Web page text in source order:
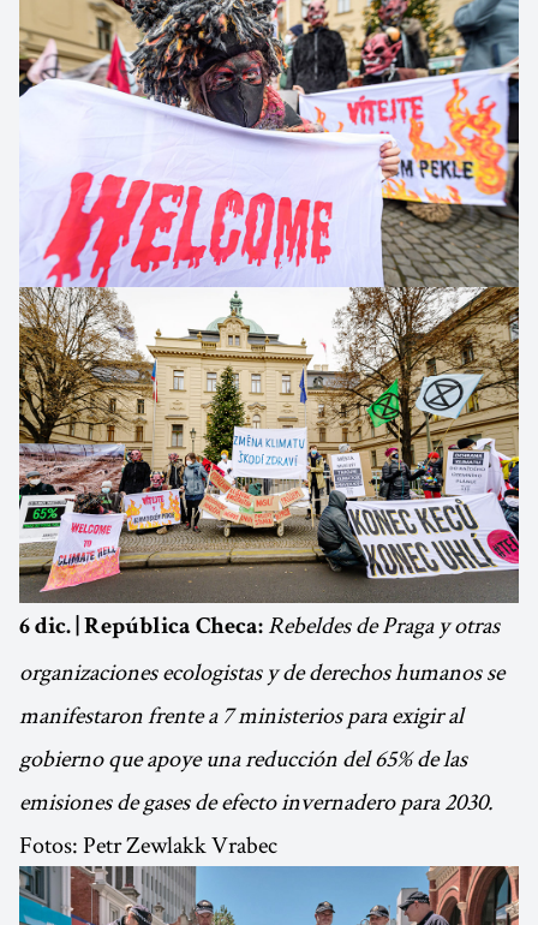
6 dic. | República Checa: Rebeldes de Praga y otras
organizaciones ecologistas y de derechos humanos se
manifestaron frente a 7 ministerios para exigir al
gobierno que apoye una reducción del 65% de las
emisiones de gases de efecto invernadero para 2030.
Fotos: Petr Zewlakk Vrabec